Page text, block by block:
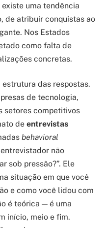
existe uma tendência
de atribuir conquistas ao
Nos Estados
como falta de
concretas.
das respostas.
de tecnologia,
setores competitivos
de entrevistas
behavioral
não
sob pressão?”. Ele
situação em que você
e como você lidou com
é teórica — é uma
início, meio e fim.